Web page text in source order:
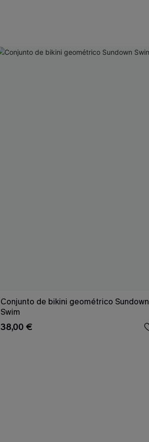
Conjunto de bikini geométrico Sundown
Swim
38,00 €